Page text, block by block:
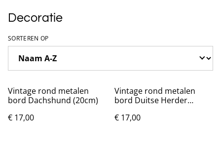
Decoratie
SORTEREN OP
Vintage rond metalen
bord Dachshund (20cm)
€ 17,00
Vintage rond metalen
bord Duitse Herder
€ 17,00